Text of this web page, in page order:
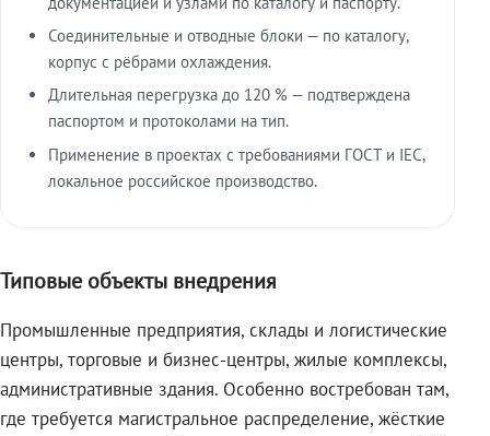
Соединительные и отводные блоки — по каталогу,
корпус с рёбрами охлаждения.
Длительная перегрузка до 120 % — подтверждена
паспортом и протоколами на тип.
Применение в проектах с требованиями ГОСТ и IEC,
локальное российское производство.
Типовые объекты внедрения
Промышленные предприятия, склады и логистические
центры, торговые и бизнес-центры, жилые комплексы,
административные здания. Особенно востребован там,
где требуется магистральное распределение, жёсткие